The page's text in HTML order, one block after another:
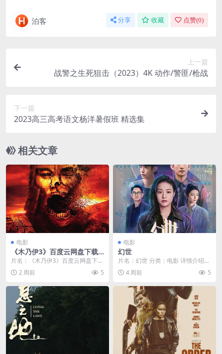
泊客 分享 收藏 点赞(0)
上一篇
战警之生死狙击（2023）4K 动作/警匪/枪战
下一篇
2023高三高考语文杨洋暑假班 精选集
相关文章
电影
《木乃伊3》百度云网盘下载.
阿里云盘.英语中字.(2008)
片名：《木乃伊3》百度云网盘下
载.阿里云盘.英语中字.(2008) 分
类：电影 ...
2 周前 5
电影
幻世
片名：幻世 分类：电影 详情介绍
《幻世》免费在线观看，提供高清
网盘下载，204...
4 周前 5